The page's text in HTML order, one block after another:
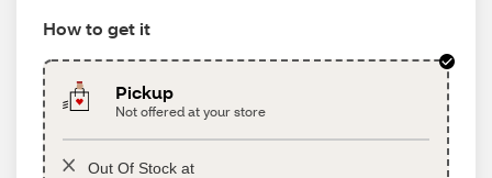
How to get it
Pickup
Not offered at your store
Out Of Stock at